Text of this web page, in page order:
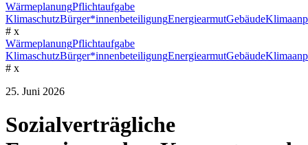
WärmeplanungPflichtaufgabe
KlimaschutzBürger*innenbeteiligungEnergiearmutGebäude
# x
WärmeplanungPflichtaufgabe
KlimaschutzBürger*innenbeteiligungEnergiearmutGebäude
# x
25. Juni 2026
Sozialverträgliche